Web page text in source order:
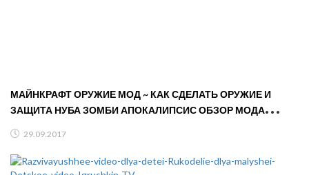
МАЙНКРАФТ ОРУЖИЕ МОД ~ КАК СДЕЛАТЬ ОРУЖИЕ И
ЗАЩИТА НУБА ЗОМБИ АПОКАЛИПСИС ОБЗОР МОДА
29.09.2017